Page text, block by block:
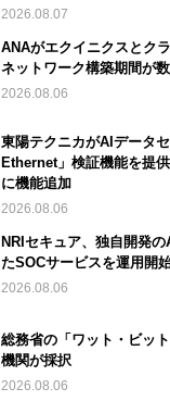
2026.08.07
ANAがエクイニクスとク
ネットワーク構築期間が
2026.08.06
東陽テクニカがAIデータ
Ethernet」検証機能を提
に機能追加
2026.08.06
NRIセキュア、独自開発
たSOCサービスを運用開
2026.08.06
総務省の「ワット・ビッ
機関が採択
2026.08.06